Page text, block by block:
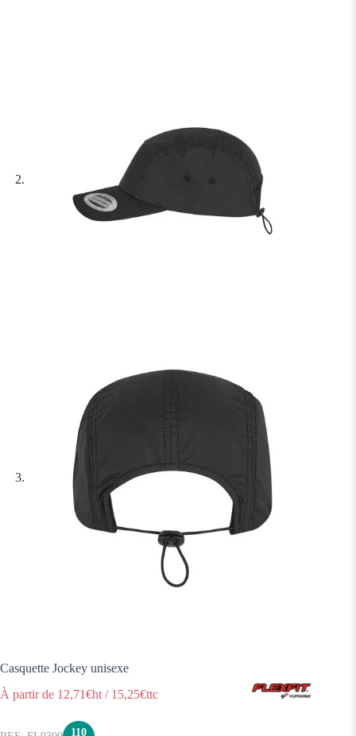
Casquette Jockey unisexe
À partir de 12,71€ht / 15,25€ttc
110